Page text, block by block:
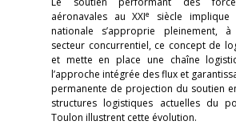
aéronavales au XXIe
siècle
nationale s’approprie pleinement,
secteur concurrentiel, ce concept de
et mette en place une chaîne
l’approche intégrée des flux et
permanente de projection du soutien
structures logistiques actuelles du
Toulon illustrent cette évolution.